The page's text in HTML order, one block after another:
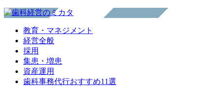
教育・マネジメント
経営全般
採用
集患・増患
資産運用
歯科事務代行おすすめ11選